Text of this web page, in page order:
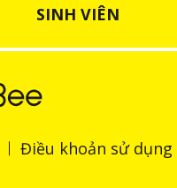
SINH VIÊN
Điều khoản sử dụng